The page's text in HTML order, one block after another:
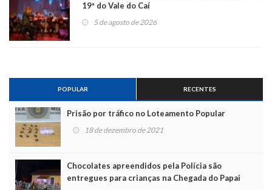
19ª do Vale do Caí
5 de agosto de 2026
POPULAR RECENTES
Prisão por tráfico no Loteamento Popular
18 de dezembro de 2021
Chocolates apreendidos pela Polícia são
entregues para crianças na Chegada do Papai